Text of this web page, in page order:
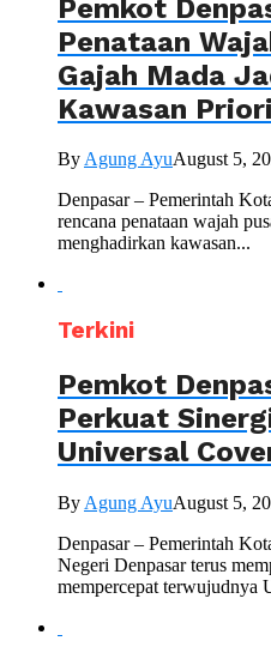
Pemkot
Penataan
Gajah Mada
Kawasan
ByAgung AyuAugust 5,
Denpasar – Pemerintah
rencana penataan wajah
menghadirkan kawasan...
Terkini
Pemkot
Perkuat
Universal
By Agung AyuAugust 5,
Denpasar – Pemerintah
Negeri Denpasar terus
mempercepat terwujudnya